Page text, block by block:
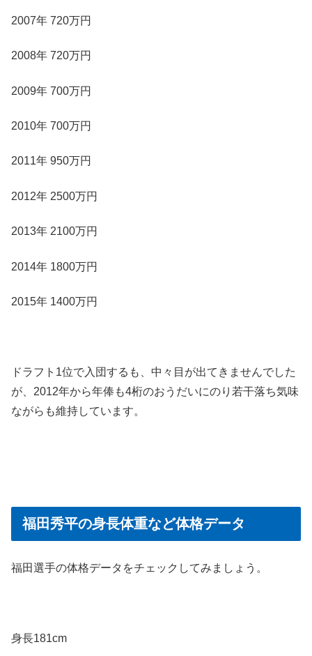
2007年 720万円
2008年 720万円
2009年 700万円
2010年 700万円
2011年 950万円
2012年 2500万円
2013年 2100万円
2014年 1800万円
2015年 1400万円
ドラフト1位で入団するも、中々目が出てきませんでした
が、2012年から年俸も4桁のおうだいにのり若干落ち気味
ながらも維持しています。
福田秀平の身長体重など体格データ
福田選手の体格データをチェックしてみましょう。
身長181cm